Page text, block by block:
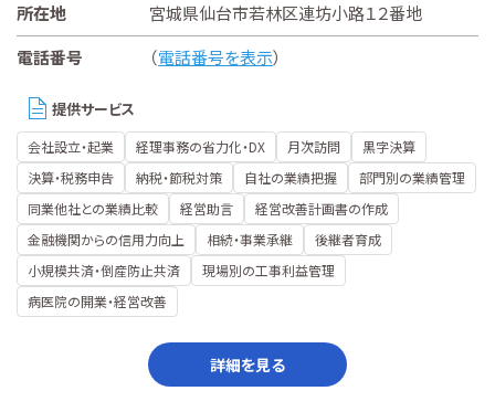
所在地
宮城県仙台市若林区連坊小路１２番地
電話番号
（電話番号を表示）
提供サービス
会社設立・起業 経理事務の省力化・DX 月次訪問
黒字決算
決算・税務申告
納税・節税対策 自社の業績把握
部門別の業績管理
同業他社との業績比較
経営助言
経営改善計画書の作成
金融機関からの信用力向上
相続・事業承継
後継者育成
小規模共済・倒産防止共済
現場別の工事利益管理
病医院の開業・経営改善
詳細を見る